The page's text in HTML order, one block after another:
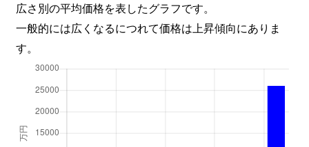
広さ別の平均価格を表したグラフです。
一般的には広くなるにつれて価格は上昇傾向にありま
す。